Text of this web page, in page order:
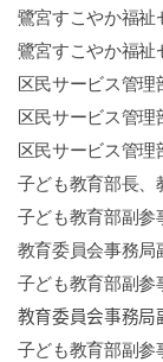
鷺宮すこやか福
鷺宮すこやか福
区民サー
区民サービス管
区民サービス管
子ども教育部長
子ども教育部副参
教育委員会事務
子ども教育部副参
教育委員会事務
子ども教育部副参